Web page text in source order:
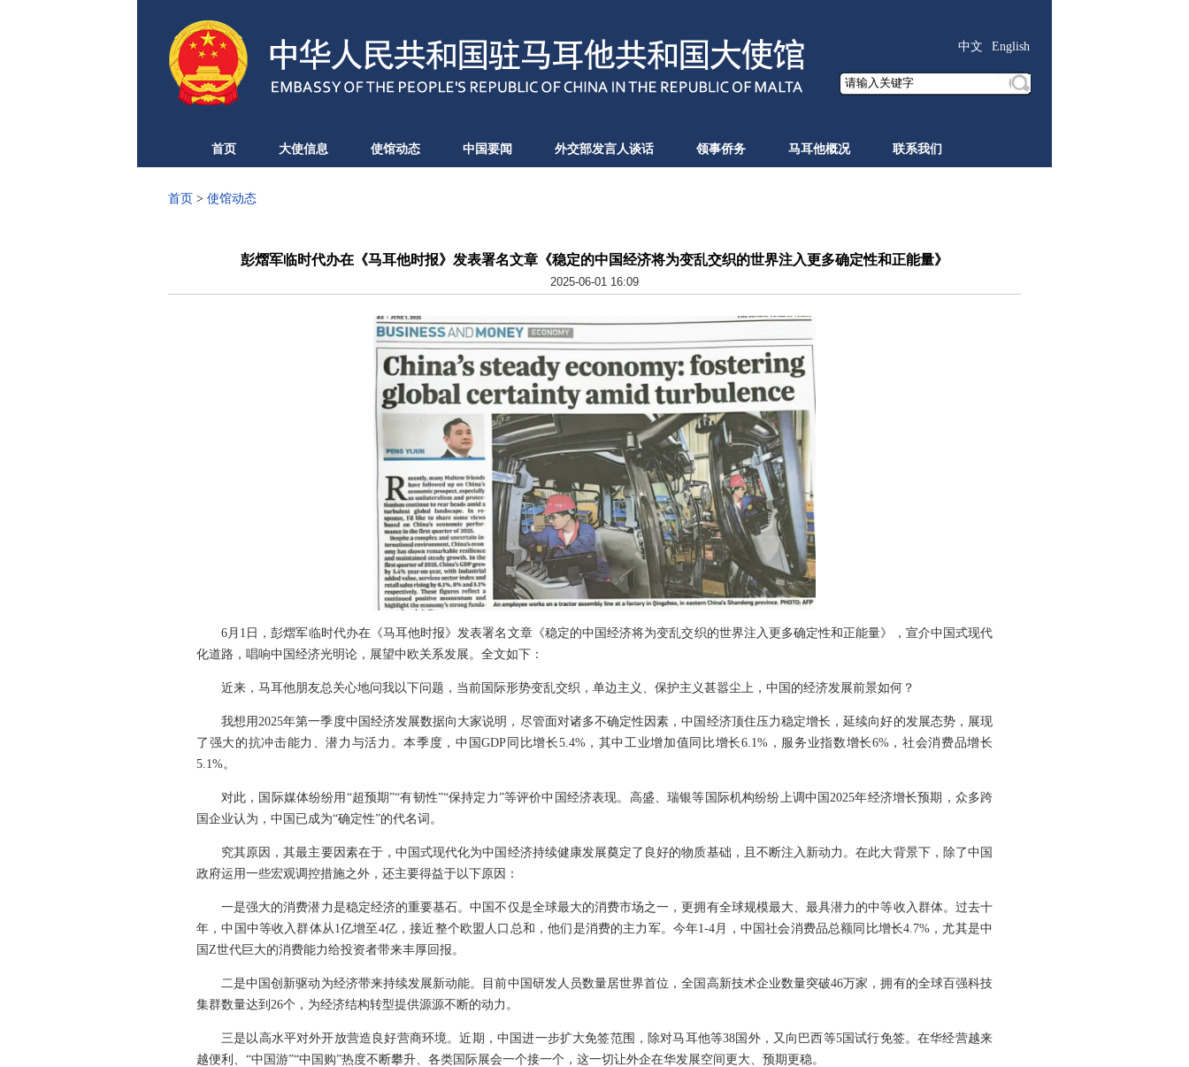
English
中文
首页 大使信息 使馆动态 中国要闻 外交部发言人谈话 领事侨务 马耳他概况 联系我们
首页 > 使馆动态
彭熠军临时代办在《马耳他时报》发表署名文章《稳定的中国经济将为变乱交织的世界注入更多确定性和正能量》
2025-06-01 16:09
6月1日，彭熠军临时代办在《马耳他时报》发表署名文章《稳定的中国经济将为变乱交织的世界注入更多确定性和正能量》，宣介中国式现代
化道路，唱响中国经济光明论，展望中欧关系发展。全文如下：
近来，马耳他朋友总关心地问我以下问题，当前国际形势变乱交织，单边主义、保护主义甚嚣尘上，中国的经济发展前景如何？
我想用2025年第一季度中国经济发展数据向大家说明，尽管面对诸多不确定性因素，中国经济顶住压力稳定增长，延续向好的发展态势，展现
了强大的抗冲击能力、潜力与活力。本季度，中国GDP同比增长5.4%，其中工业增加值同比增长6.1%，服务业指数增长6%，社会消费品增长
5.1%。
对此，国际媒体纷纷用“超预期”“有韧性”“保持定力”等评价中国经济表现。高盛、瑞银等国际机构纷纷上调中国2025年经济增长预期，众多跨
国企业认为，中国已成为“确定性”的代名词。
究其原因，其最主要因素在于，中国式现代化为中国经济持续健康发展奠定了良好的物质基础，且不断注入新动力。在此大背景下，除了中国
政府运用一些宏观调控措施之外，还主要得益于以下原因：
一是强大的消费潜力是稳定经济的重要基石。中国不仅是全球最大的消费市场之一，更拥有全球规模最大、最具潜力的中等收入群体。过去十
年，中国中等收入群体从1亿增至4亿，接近整个欧盟人口总和，他们是消费的主力军。今年1-4月，中国社会消费品总额同比增长4.7%，尤其是中
国Z世代巨大的消费能力给投资者带来丰厚回报。
二是中国创新驱动为经济带来持续发展新动能。目前中国研发人员数量居世界首位，全国高新技术企业数量突破46万家，拥有的全球百强科技
集群数量达到26个，为经济结构转型提供源源不断的动力。
三是以高水平对外开放营造良好营商环境。近期，中国进一步扩大免签范围，除对马耳他等38国外，又向巴西等5国试行免签。在华经营越来
越便利、“中国游”“中国购”热度不断攀升、各类国际展会一个接一个，这一切让外企在华发展空间更大、预期更稳。